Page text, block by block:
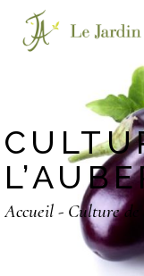
Accueil Culture de